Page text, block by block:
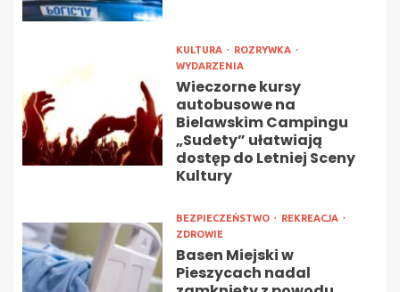
KULTURA
ROZRYWKA
WYDARZENIA
Wieczorne kursy
autobusowe na
Bielawskim Campingu
„Sudety” ułatwiają
dostęp do Letniej Sceny
Kultury
BEZPIECZEŃSTWO
REKREACJA
ZDROWIE
Basen Miejski w
Pieszycach nadal